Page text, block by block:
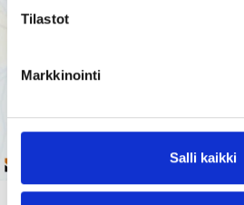
Tilastot
Markkinointi
Salli kaikki